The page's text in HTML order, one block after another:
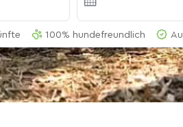
100% hundefreundlich